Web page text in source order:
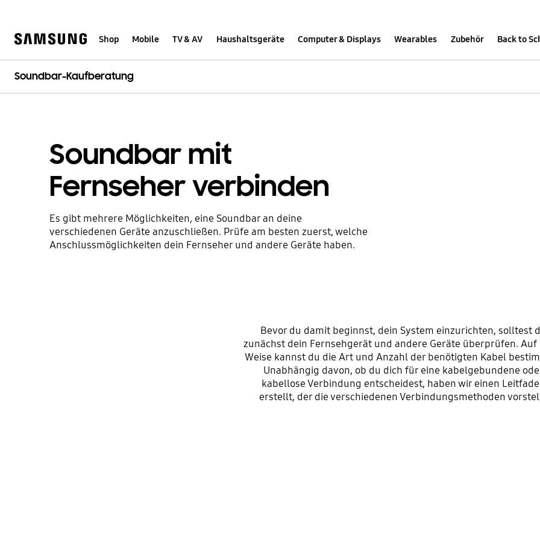
help
Shop Mobile TV & AV Haushaltsgeräte Computer & Displays Wearables Zubehör Back to
Soundbar-Kaufberatung
Soundbar mit
Fernseher verbinden
Es gibt mehrere Möglichkeiten, eine Soundbar an deine
verschiedenen Geräte anzuschließen. Prüfe am besten zuerst, welche
Anschlussmöglichkeiten dein Fernseher und andere Geräte haben.
Bevor du damit beginnst, dein System einzurichten, solltest
zunächst dein Fernsehgerät und andere Geräte überprüfen. Auf
Weise kannst du die Art und Anzahl der benötigten Kabel
Unabhängig davon, ob du dich für eine kabelgebundene
kabellose Verbindung entscheidest, haben wir einen
erstellt, der die verschiedenen Verbindungsmethoden